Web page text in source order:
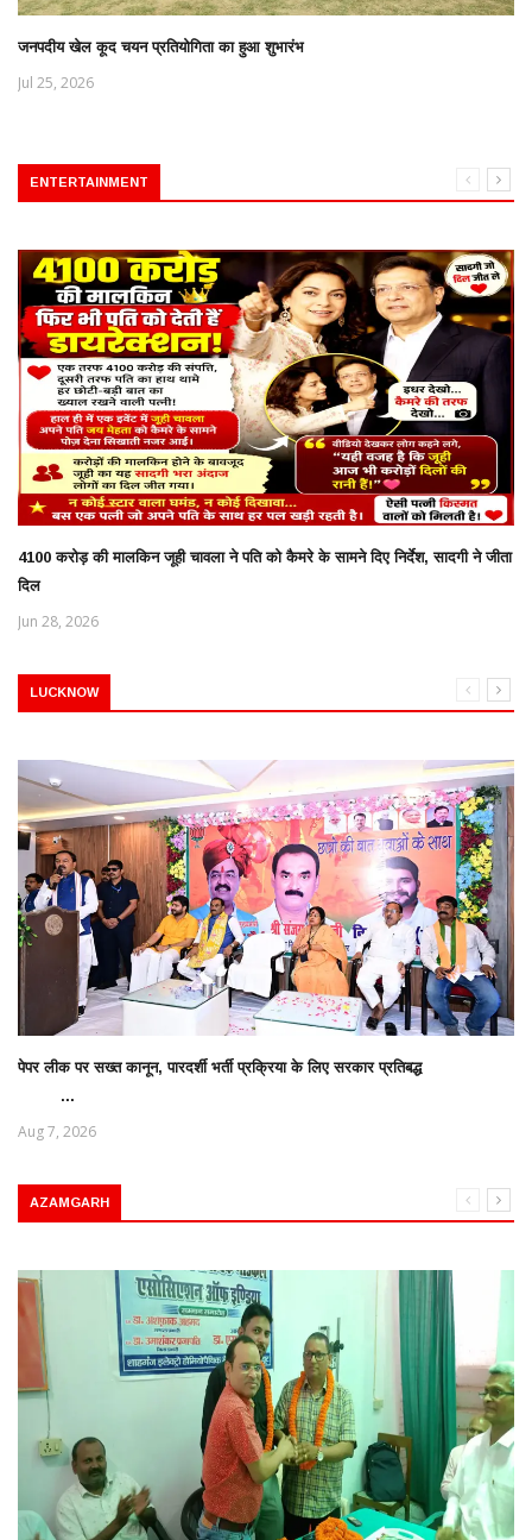
जनपदीय खेल कूद चयन प्रतियोगिता का हुआ शुभारंभ
Jul 25, 2026
ENTERTAINMENT
4100 करोड़ की मालकिन जूही चावला ने पति को कैमरे के सामने दिए निर्देश, सादगी ने जीता
दिल
Jun 28, 2026
LUCKNOW
पेपर लीक पर सख्त कानून, पारदर्शी भर्ती प्रक्रिया के लिए सरकार प्रतिबद्ध
...
Aug 7, 2026
AZAMGARH